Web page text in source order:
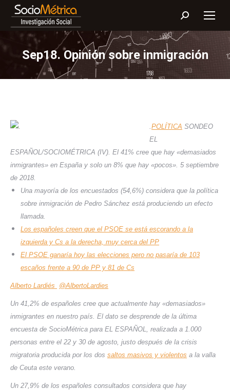
Buscar:
Sep18. Opinión sobre inmigración
.POLÍTICA SONDEO
EL
ESPAÑOL/SOCIOMÉTRICA (IV). El 41% cree que hay «demasiados
inmigrantes» en España y solo un 8% que hay «pocos». 5 septiembre
de 2018.
Una mayoría de los encuestados (54,6%) considera que la política
sobre inmigración de Pedro Sánchez está produciendo un efecto
llamada.
Los españoles creen que el PSOE se está escorando a la
izquierda y Cs a la derecha, muy cerca del PP
El PSOE ganaría hoy las elecciones pero no pasaría de 103
escaños frente a 90 de PP y 81 de Cs
Alberto Lardiés @AlbertoLardies
Un 41,2% de españoles cree que actualmente hay «demasiados»
inmigrantes en nuestro país. El dato se desprende de la última
encuesta de SocioMétrica para EL ESPAÑOL, realizada a 1.000
personas entre el 22 y 30 de agosto, justo después de la crisis
migratoria producida por los dos saltos masivos y violentos a la valla
de Ceuta este verano.
Un 27,9% de los españoles consultados considera que hay